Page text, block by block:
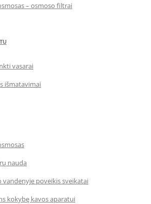
– osmoso filtrai
vasarai
išmatavimai
nauda
vandenyje poveikis sveikatai
kokybę kavos aparatui